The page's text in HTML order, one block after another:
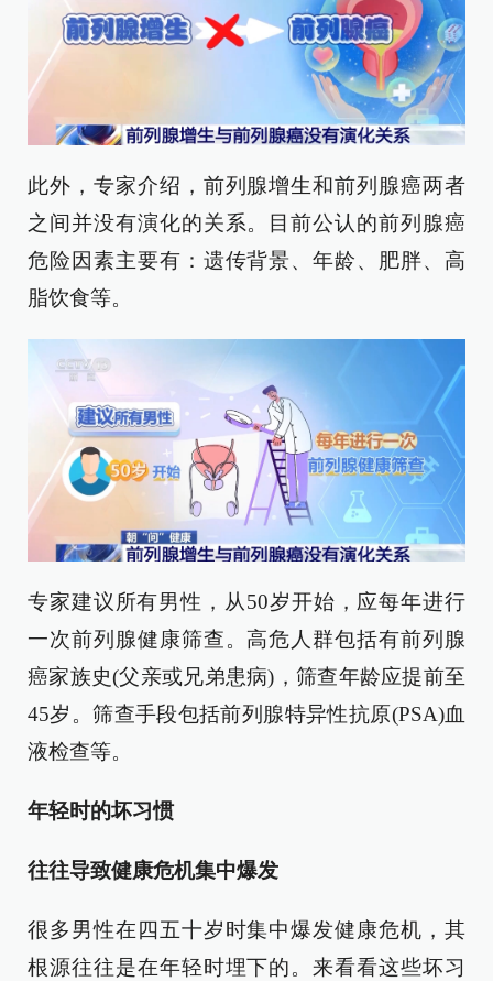
此外，专家介绍，前列腺增生和前列腺癌两者
之间并没有演化的关系。目前公认的前列腺癌
危险因素主要有：遗传背景、年龄、肥胖、高
脂饮食等。
专家建议所有男性，从50岁开始，应每年进行
一次前列腺健康筛查。高危人群包括有前列腺
癌家族史(父亲或兄弟患病)，筛查年龄应提前至
45岁。筛查手段包括前列腺特异性抗原(PSA)血
液检查等。
年轻时的坏习惯
往往导致健康危机集中爆发
很多男性在四五十岁时集中爆发健康危机，其
根源往往是在年轻时埋下的。来看看这些坏习